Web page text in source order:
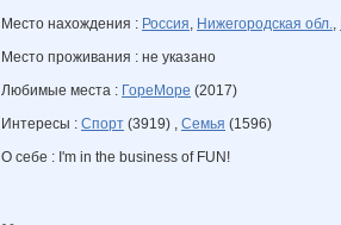
Место нахождения : Россия, Нижегородская обл.,
Место проживания : не указано
Любимые места : ГореМоре (2017)
Интересы : Спорт (3919) , Семья (1596)
О себе : I'm in the business of FUN!